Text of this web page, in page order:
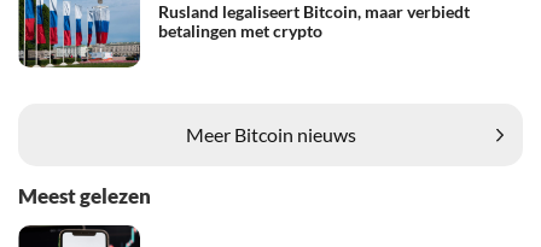
Rusland legaliseert Bitcoin, maar verbiedt
betalingen met crypto
Meer Bitcoin nieuws
Meest gelezen